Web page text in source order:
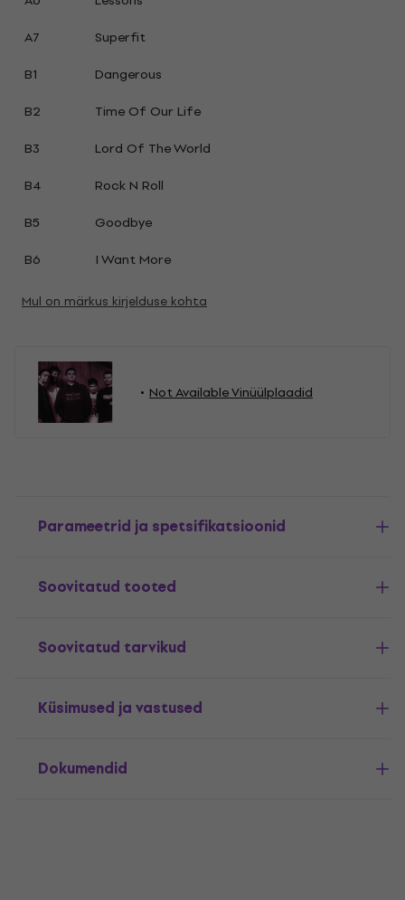
A7
Superfit
B1
Dangerous
B2
Time Of Our Life
B3
Lord Of The World
B4
Rock N Roll
B5
Goodbye
B6
I Want More
Mul on märkus kirjelduse kohta
Not Available Vinüülplaadid
Parameetrid ja spetsifikatsioonid
Soovitatud tooted
Soovitatud tarvikud
Küsimused ja vastused
Dokumendid